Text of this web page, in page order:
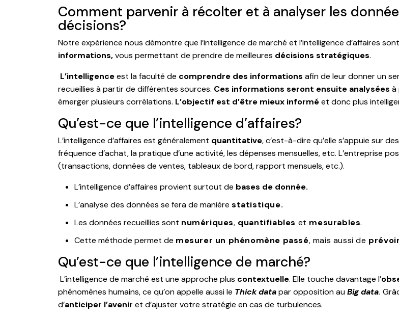
Comment parvenir à récolter et à analyser les
décisions?
Notre expérience nous démontre que l’intelligence de marché et l’intelligence d’affaires
informations,vous permettant de prendre de meilleures décisions stratégiques.
L’intelligenceest la faculté de comprendre des informations afin de leur donner un
recueillies à partir de différentes sources. Ces informations seront ensuite analysées à
émerger plusieurs corrélations. L’objectif est d’être mieux informéet donc plus
Qu’est-ce que l’intelligence d’affaires?
L’intelligence d’affaires est généralement quantitative, c’est-à-dire qu’elle s’appuie sur
fréquence d’achat, la pratique d’une activité, les dépenses mensuelles, etc. L’entreprise
(transactions, données de ventes, tableaux de bord, rapport mensuels, etc.).
L’intelligence d’affaires provient surtout de bases de donnée.
L’analyse des données se fera de manière statistique.
Les données recueillies sont numériques, quantifiables et mesurables.
Cette méthode permet de mesurer un phénomène passé, mais aussi de
Qu’est-ce que l’intelligence de marché?
L’intelligence de marché est une approche plus contextuelle. Elle touche davantage l’
phénomènes humains, ce qu’on appelle aussi le Thick datapar opposition auBig data.
d’anticiper l’avenir et d’ajuster votre stratégie en cas de turbulences.